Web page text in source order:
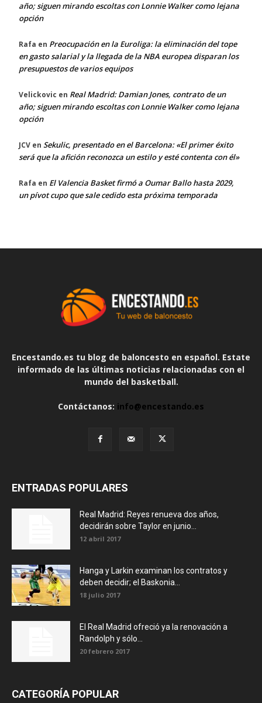
año; siguen mirando escoltas con Lonnie Walker como lejana
opción
Rafa en Preocupación en la Euroliga: la eliminación del tope
en gasto salarial y la llegada de la NBA europea disparan los
presupuestos de varios equipos
Velickovic en Real Madrid: Damian Jones, contrato de un
año; siguen mirando escoltas con Lonnie Walker como lejana
opción
JCV en Sekulic, presentado en el Barcelona: «El primer éxito
será que la afición reconozca un estilo y esté contenta con él»
Rafa en El Valencia Basket firmó a Oumar Ballo hasta 2029,
un pívot cupo que sale cedido esta próxima temporada
Encestando.es tu blog de baloncesto en español. Estate
informado de las últimas noticias relacionadas con el
mundo del basketball.
Contáctanos: info@encestando.es
ENTRADAS POPULARES
Real Madrid: Reyes renueva dos años,
decidirán sobre Taylor en junio...
12 abril 2017
Hanga y Larkin examinan los contratos y
deben decidir; el Baskonia...
18 julio 2017
El Real Madrid ofreció ya la renovación a
Randolph y sólo...
20 febrero 2017
CATEGORÍA POPULAR